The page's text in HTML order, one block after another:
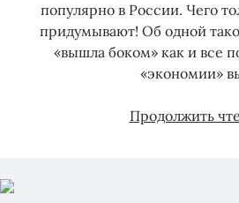
популярно в России. Чего
придумывают! Об одной
«вышла боком» как и все
«экономии»
Продолжить